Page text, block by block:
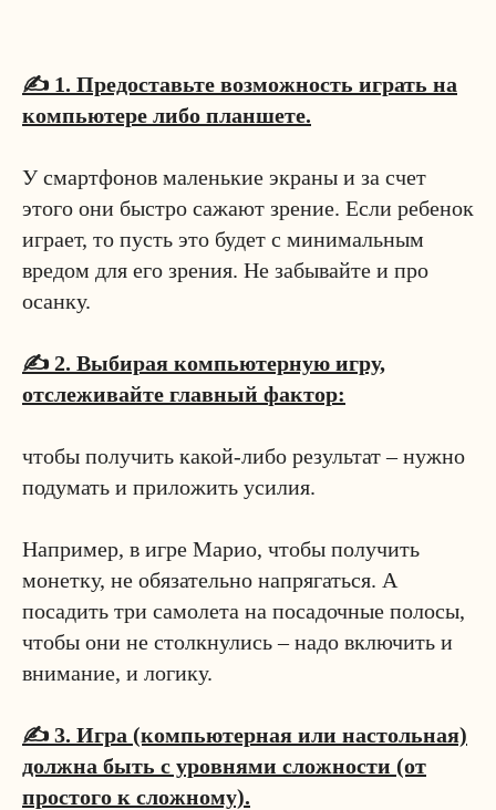
✍️ 1. Предоставьте возможность играть на
компьютере либо планшете.
У смартфонов маленькие экраны и за счет
этого они быстро сажают зрение. Если ребенок
играет, то пусть это будет с минимальным
вредом для его зрения. Не забывайте и про
осанку.
✍️ 2. Выбирая компьютерную игру,
отслеживайте главный фактор:
чтобы получить какой-либо результат – нужно
подумать и приложить усилия.
Например, в игре Марио, чтобы получить
монетку, не обязательно напрягаться. А
посадить три самолета на посадочные полосы,
чтобы они не столкнулись – надо включить и
внимание, и логику.
✍️ 3. Игра (компьютерная или настольная)
должна быть с уровнями сложности (от
простого к сложному).